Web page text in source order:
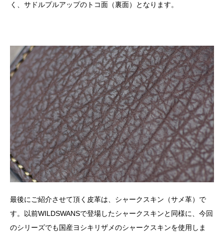
く、サドルプルアップのトコ面（裏面）となります。
最後にご紹介させて頂く皮革は、シャークスキン（サメ革）で
す。以前WILDSWANSで登場したシャークスキンと同様に、今回
のシリーズでも国産ヨシキリザメのシャークスキンを使用しま